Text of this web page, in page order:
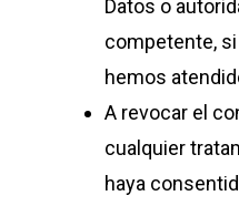
Datos o
competente,
hemos
A revocar el
cualquier
haya